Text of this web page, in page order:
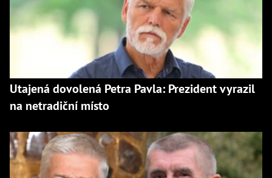
Utajená dovolená Petra Pavla: Prezident vyrazil
na netradiční místo